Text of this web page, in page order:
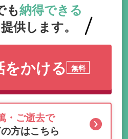
も納得できる
供します。
をかける 無料
・ご逝去で
方はこちら